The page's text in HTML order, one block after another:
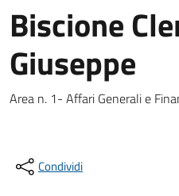
Biscione
Giuseppe
Area n. 1- Affari Generali e
Condividi